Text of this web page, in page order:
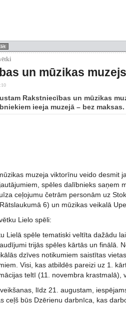
un mūzikas
Rakstniecības un mūzikas
ieeja muzejā – bez maksas.
muzeja viktorīnu veido desmit
spēles dalībnieks saņem
ceļojumu četrām personām uz
6) un mūzikas veikalā
Lielo spēli:
Lielā spēle tematiski veltīta dažādu
trijās spēles kārtās un finālā.
dzīves notikumiem saistītas
Visi, kas atbildēs pareizi uz 1.
teltī (11. novembra krastmalā),
līdz 21. augustam,
ceļš būs Dzērienu darbnīca, kas